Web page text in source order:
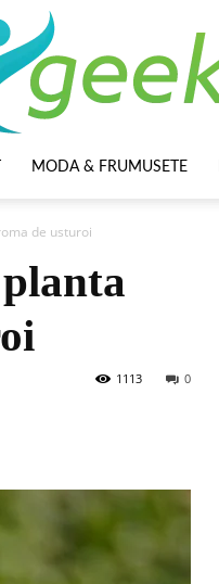
MODA & FRUMUSETE
de usturoi
0
1113